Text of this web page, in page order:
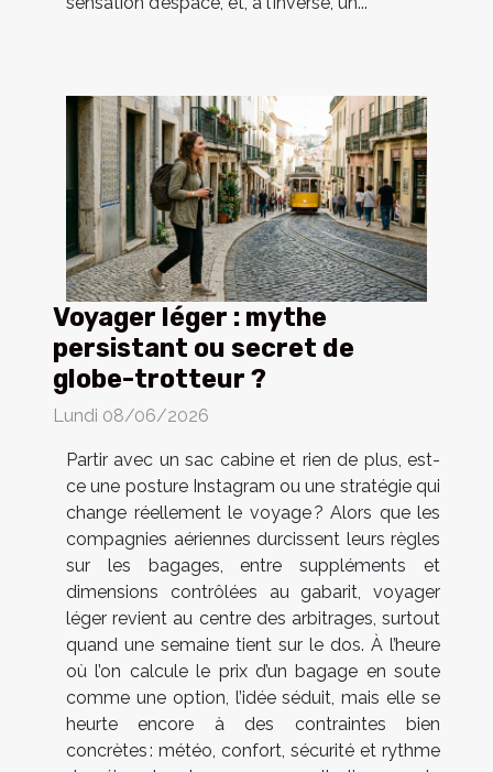
Voyager léger : mythe
persistant ou secret de
globe-trotteur ?
Lundi 08/06/2026
Partir avec un sac cabine et rien de plus, est-
ce une posture Instagram ou une stratégie qui
change réellement le voyage ? Alors que les
compagnies aériennes durcissent leurs règles
sur les bagages, entre suppléments et
dimensions contrôlées au gabarit, voyager
léger revient au centre des arbitrages, surtout
quand une semaine tient sur le dos. À l’heure
où l’on calcule le prix d’un bagage en soute
comme une option, l’idée séduit, mais elle se
heurte encore à des contraintes bien
concrètes : météo, confort, sécurité et rythme